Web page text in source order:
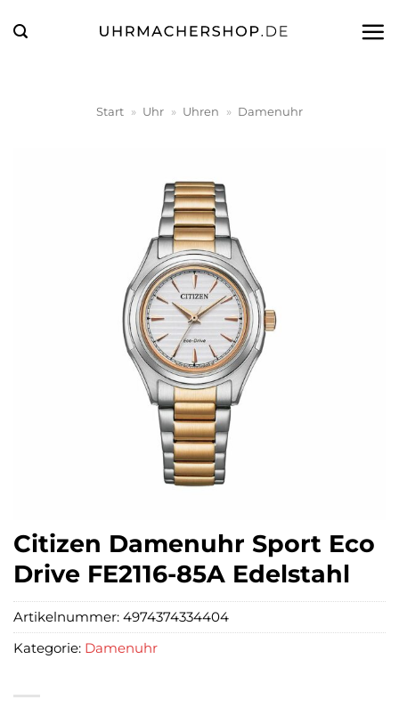
Inhalt
Start » Uhr » Uhren » Damenuhr
Citizen Damenuhr Sport Eco
Drive FE2116-85A Edelstahl
Artikelnummer: 4974374334404
Kategorie: Damenuhr